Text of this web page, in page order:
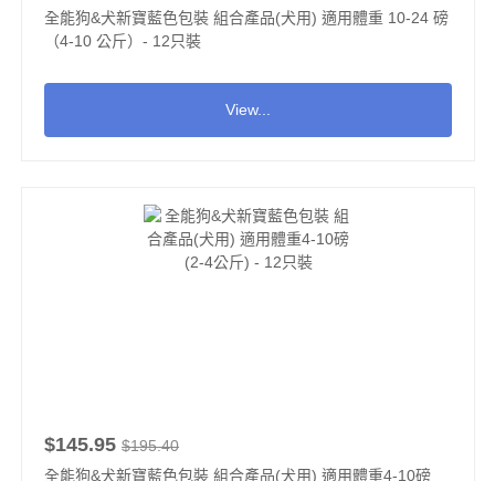
全能狗&犬新寶藍色包裝 組合產品(犬用) 適用體重 10-24 磅
（4-10 公斤）- 12只裝
View...
$145.95 $195.40
全能狗&犬新寶藍色包裝 組合產品(犬用) 適用體重4-10磅